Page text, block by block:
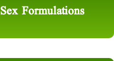
Formulations